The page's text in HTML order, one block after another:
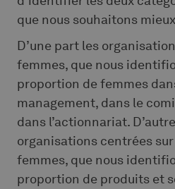
que nous souhaitons
D’une part les
femmes, que nous
proportion de femmes
management, dans le
dans l’actionnariat.
organisations centrées
femmes, que nous
proportion de produits et